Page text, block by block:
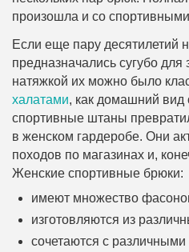
произошла и со
Если еще пару десятилетий
предназначались сугубо
натяжкой их можно было
халатами, как домашний
спортивные штаны
в женском гардеробе. Они
походов по магазинах и,
Женские спортивные брюки:
имеют множество
изготовляются из
сочетаются с